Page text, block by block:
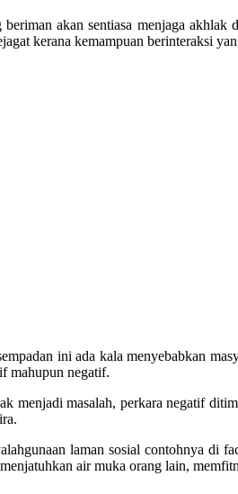
akan sentiasa menjaga akhlak
kerana kemampuan berinteraksi
ini ada kala menyebabkan
mahupun negatif.
menjadi masalah, perkara negatif
laman sosial contohnya di
air muka orang lain,